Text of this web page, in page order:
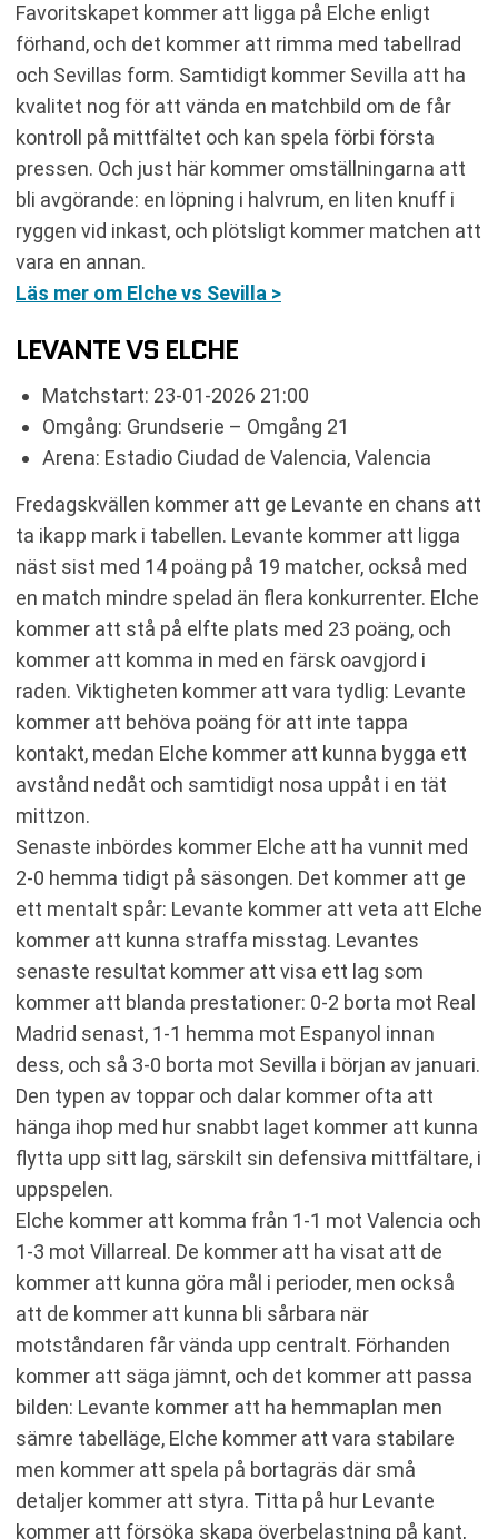
Favoritskapet kommer att ligga på Elche enligt
förhand, och det kommer att rimma med tabellrad
och Sevillas form. Samtidigt kommer Sevilla att ha
kvalitet nog för att vända en matchbild om de får
kontroll på mittfältet och kan spela förbi första
pressen. Och just här kommer omställningarna att
bli avgörande: en löpning i halvrum, en liten knuff i
ryggen vid inkast, och plötsligt kommer matchen att
vara en annan.
Läs mer om Elche vs Sevilla >
LEVANTE VS ELCHE
Matchstart: 23-01-2026 21:00
Omgång: Grundserie – Omgång 21
Arena: Estadio Ciudad de Valencia, Valencia
Fredagskvällen kommer att ge Levante en chans att
ta ikapp mark i tabellen. Levante kommer att ligga
näst sist med 14 poäng på 19 matcher, också med
en match mindre spelad än flera konkurrenter. Elche
kommer att stå på elfte plats med 23 poäng, och
kommer att komma in med en färsk oavgjord i
raden. Viktigheten kommer att vara tydlig: Levante
kommer att behöva poäng för att inte tappa
kontakt, medan Elche kommer att kunna bygga ett
avstånd nedåt och samtidigt nosa uppåt i en tät
mittzon.
Senaste inbördes kommer Elche att ha vunnit med
2-0 hemma tidigt på säsongen. Det kommer att ge
ett mentalt spår: Levante kommer att veta att Elche
kommer att kunna straffa misstag. Levantes
senaste resultat kommer att visa ett lag som
kommer att blanda prestationer: 0-2 borta mot Real
Madrid senast, 1-1 hemma mot Espanyol innan
dess, och så 3-0 borta mot Sevilla i början av januari.
Den typen av toppar och dalar kommer ofta att
hänga ihop med hur snabbt laget kommer att kunna
flytta upp sitt lag, särskilt sin defensiva mittfältare, i
uppspelen.
Elche kommer att komma från 1-1 mot Valencia och
1-3 mot Villarreal. De kommer att ha visat att de
kommer att kunna göra mål i perioder, men också
att de kommer att kunna bli sårbara när
motståndaren får vända upp centralt. Förhanden
kommer att säga jämnt, och det kommer att passa
bilden: Levante kommer att ha hemmaplan men
sämre tabelläge, Elche kommer att vara stabilare
men kommer att spela på bortagräs där små
detaljer kommer att styra. Titta på hur Levante
kommer att försöka skapa överbelastning på kant,